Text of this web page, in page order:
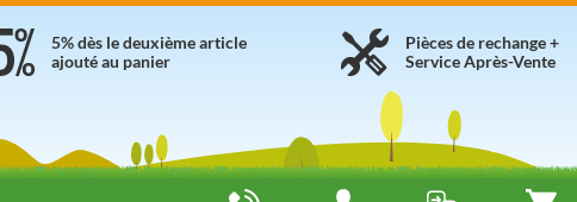
Pièces de rechange +
Service Après-Vente
5% dès le deuxième article
ajouté au panier